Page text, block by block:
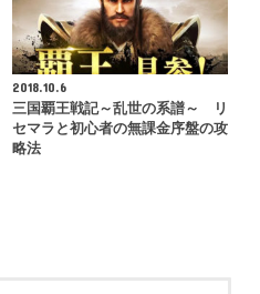
2018.10.6
三国覇王戦記～乱世の系譜～ リ
セマラと初心者の無課金序盤の攻
略法